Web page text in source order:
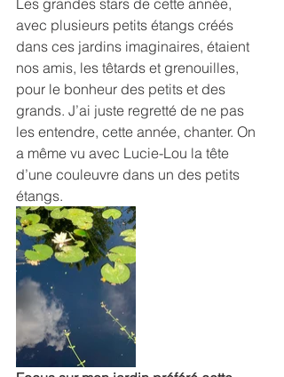
Les grandes stars de cette année,
avec plusieurs petits étangs créés
dans ces jardins imaginaires, étaient
nos amis, les têtards et grenouilles,
pour le bonheur des petits et des
grands. J’ai juste regretté de ne pas
les entendre, cette année, chanter. On
a même vu avec Lucie-Lou la tête
d’une couleuvre dans un des petits
étangs.